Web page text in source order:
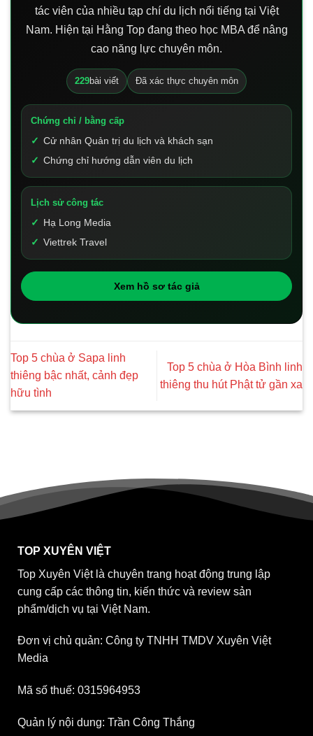
tác viên của nhiều tạp chí du lịch nổi tiếng tại Việt
Nam. Hiện tại Hằng Top đang theo học MBA để nâng
cao năng lực chuyên môn.
229bài viết Đã xác thực chuyên môn
Chứng chỉ / bằng cấp
Cử nhân Quản trị du lịch và khách sạn
Chứng chỉ hướng dẫn viên du lịch
Lịch sử công tác
Hạ Long Media
Viettrek Travel
Xem hồ sơ tác giả
Top 5 chùa ở Sapa linh
thiêng bậc nhất, cảnh đẹp
hữu tình
Top 5 chùa ở Hòa Bình linh
thiêng thu hút Phật tử gần xa
TOP XUYÊN VIỆT
Top Xuyên Việt là chuyên trang hoạt động trung lập
cung cấp các thông tin, kiến thức và review sản
phẩm/dịch vụ tại Việt Nam.
Đơn vị chủ quản: Công ty TNHH TMDV Xuyên Việt
Media
Mã số thuế: 0315964953
Quản lý nội dung: Trần Công Thắng